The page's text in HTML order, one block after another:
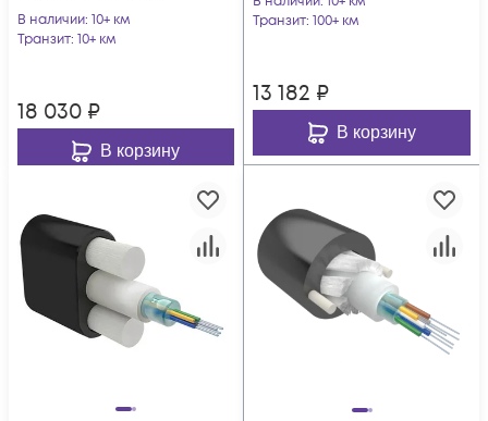
5.0мм, катушка 1км.
В наличии: 10+ км
Транзит: 10+ км
18 030 ₽
В корзину
Транзит: 100+ км
13 182 ₽
В корзину